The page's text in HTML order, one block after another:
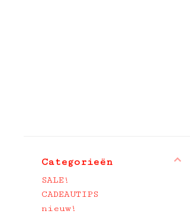
Categorieën
SALE!
CADEAUTIPS
nieuw!